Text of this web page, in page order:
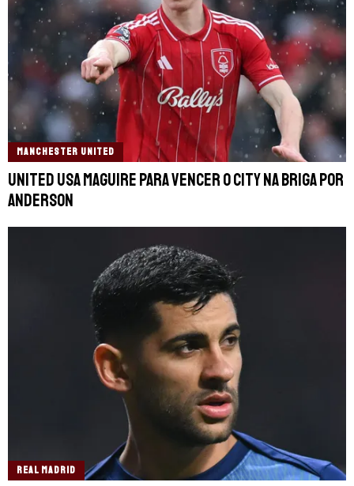
MANCHESTER UNITED
United usa Maguire para vencer o City na briga por
Anderson
REAL MADRID